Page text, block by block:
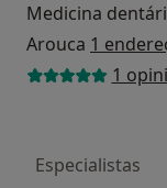
Medicina
Arouca 1
1
Especialistas